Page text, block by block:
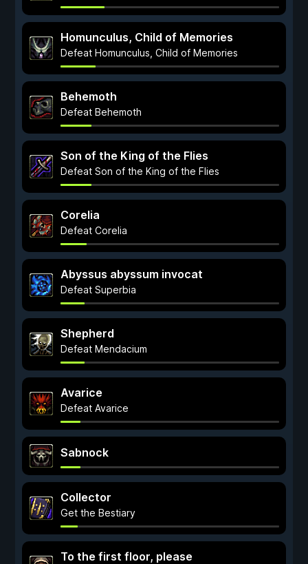
Homunculus, Child of Memories
Defeat Homunculus, Child of Memories
Behemoth
Defeat Behemoth
Son of the King of the Flies
Defeat Son of the King of the Flies
Corelia
Defeat Corelia
Abyssus abyssum invocat
Defeat Superbia
Shepherd
Defeat Mendacium
Avarice
Defeat Avarice
Sabnock
Collector
Get the Bestiary
To the first floor, please